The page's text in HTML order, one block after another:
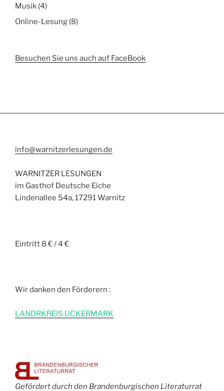
Musik (4)
Online-Lesung (8)
Besuchen Sie uns auch auf FaceBook
info@warnitzerlesungen.de
WARNITZER LESUNGEN
im Gasthof Deutsche Eiche
Lindenallee 54a, 17291 Warnitz
Eintritt 8 € / 4 €
Wir danken den Förderern :
LANDRKREIS UCKERMARK
Gefördert durch den Brandenburgischen Literaturrat